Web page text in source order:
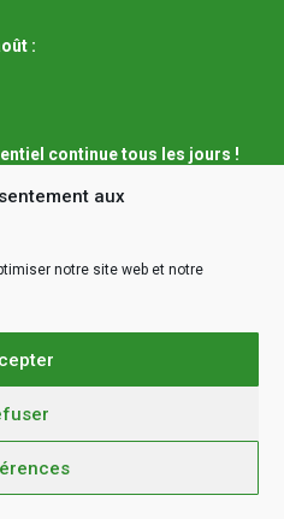
aux
notre site web et notre
:
continue tous les jours !
- Tous droits réservés - Siret:
Mavisibilité.fr